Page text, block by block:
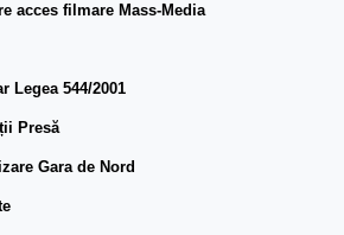
acces filmare Mass-Media
Legea 544/2001
Presă
Gara de Nord